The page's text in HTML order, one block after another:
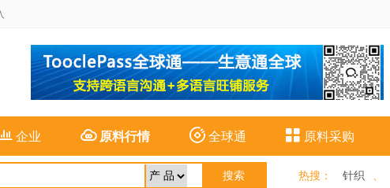
企业 原料行情 全球通  原料采购
热搜 ： 针织